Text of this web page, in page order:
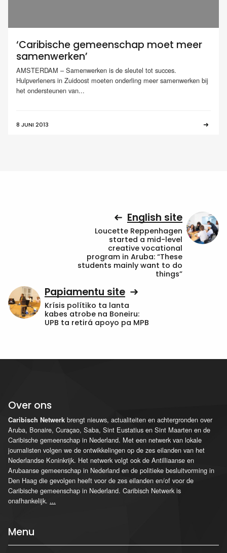
‘Caribische gemeenschap moet meer
samenwerken’
AMSTERDAM – Samenwerken is de sleutel tot succes.
Hulpverleners in Zuidoost moeten onderling meer samenwerken bij
het ondersteunen van...
8 JUNI 2013
English site
Loucette Reppenhagen
started a mid-level
creative vocational
program in Aruba: “These
students mainly want to do
things”
Papiamentu site
Krísis polítiko ta lanta
kabes atrobe na Boneiru:
UPB ta retirá apoyo pa MPB
Over ons
Caribisch Netwerk brengt nieuws, actualiteiten en achtergronden over
Aruba, Bonaire, Curaçao, Saba, Sint Eustatius en Sint Maarten en de
Caribische gemeenschap in Nederland. Met een netwerk van lokale
journalisten volgen we de ontwikkelingen op de zes eilanden van het
Nederlandse Koninkrijk. Het netwerk volgt ook de Antilliaanse en
Arubaanse gemeenschap in Nederland en de politieke besluitvorming in
Den Haag die gevolgen heeft voor de zes eilanden en/of voor de
Caribische gemeenschap in Nederland. Caribisch Netwerk is
onafhankelijk. ...
Menu